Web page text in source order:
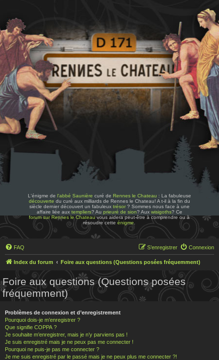
L'énigme de l'abbé Saunière curé de Rennes le Chateau : La fabuleuse
découverte du curé aux milliards de Rennes le Chateau! A t-il à la fin du
siècle dernier découvert un fabuleux trésor? Sommes nous face à une
affaire liée aux templiers? Au prieuré de sion? Aux wisigoths? Ce
forum sur Rennes le Chateauvous aidera peut-être à comprendre ou à
résoudre cetteénigme
FAQ Connexion
S’enregistrer
Index du forum Foire aux questions (Questions posées fréquemment)
Foire aux questions (Questions posées
fréquemment)
Problèmes de connexion et d’enregistrement
Pourquoi dois-je m’enregistrer ?
Que signifie COPPA ?
Je souhaite m’enregistrer, mais je n’y parviens pas !
Je suis enregistré mais je ne peux pas me connecter !
Pourquoi ne puis-je pas me connecter ?
Je me suis enregistré par le passé mais je ne peux plus me connecter ?!